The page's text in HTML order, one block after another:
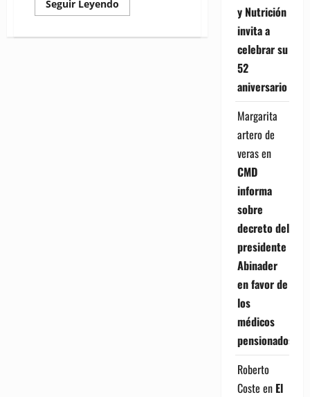
Seguir Leyendo
more
curativas
y Nutrición
invita a
celebrar su
52
aniversario
Margarita
artero de
verasen
CMD
informa
sobre
decreto del
presidente
Abinader
en favor de
los
médicos
pensionados
Roberto
Coste en El